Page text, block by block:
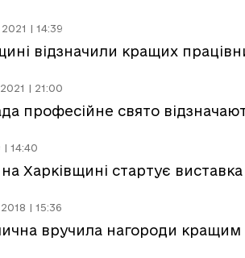
| 14:39
відзначили кращих
| 21:00
професійне свято
| 14:40
Харківщині стартує виставка
| 15:36
вручила нагороди кращим